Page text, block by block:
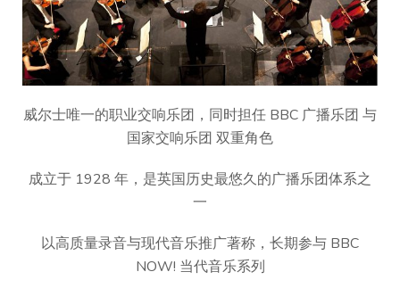
威尔士唯一的职业交响乐团，同时担任 BBC 广播乐团 与
国家交响乐团 双重角色
成立于 1928 年，是英国历史最悠久的广播乐团体系之
一
以高质量录音与现代音乐推广著称，长期参与 BBC
NOW! 当代音乐系列